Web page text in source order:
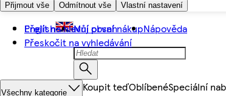
Přijmout vše Odmítnout vše Vlastní nastavení
Přejít na hlavní obsah
Přeskočit na vyhledávání
English Můj první nákupNápověda
Všechny kategorie Koupit teďOblíbenéSpeciální